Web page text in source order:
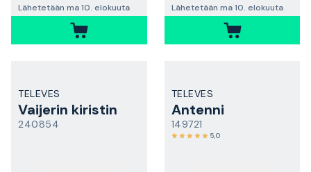
Lähetetään ma 10. elokuuta Lähetetään ma 10. elokuuta
TELEVES
Vaijerin kiristin
240854
TELEVES
Antenni
149721
5,0